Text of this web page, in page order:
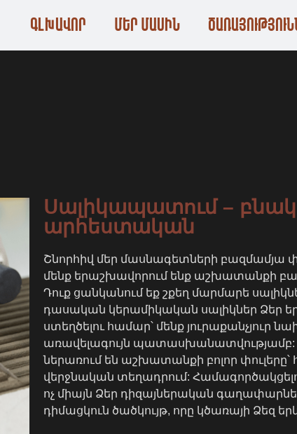
ԳԼԽԱՎՈՐ ՄԵՐ ՄԱՍԻՆ
Սալիկապատում –
արհեստական
Շնորհիվ մեր մասնագետների բազմամյա
մենք երաշխավորում ենք աշխատանքի
Դուք ցանկանում եք շքեղ մարմարե
դասական կերամիկական սալիկներ Ձեր
ստեղծելու համար՝ մենք յուրաքանչյուր
առավելագույն պատասխանատվությամբ:
ներառում են աշխատանքի բոլոր
վերջնական տեղադրում:
ոչ միայն Ձեր դիզայներական
դիմացկուն ծածկույթ, որը կծառայի Ձեզ